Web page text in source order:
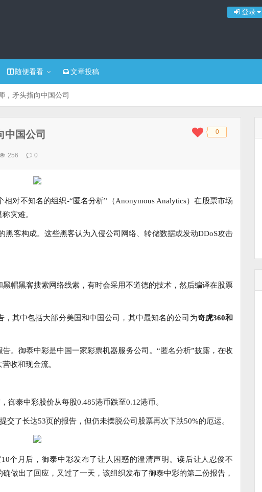
登录
随便看看 文章投稿
，矛头指向中国公司
◆◆ 0
中国公司
256 0
对不知名的组织-“匿名分析”（Anonymous Analytics）在股票市场
灾难。
黑客构成。这些黑客认为入侵公司网络、转储数据或发动DDoS攻击
帽黑客搜索网络线索，有时会采用不道德的技术，然后编译在股票
其中包括大部分美国和中国公司，其中最知名的公司为奇虎360和
。御泰中彩是中国一家彩票机器服务公司。“匿名分析”披露，在收
收和现金流。
御泰中彩股价从每股0.485港币跌至0.12港币。
交了长达53页的报告，但仍未摆脱公司股票再次下跌50%的厄运。
个月后，御泰中彩发布了让人困惑的澄清声明。读后让人忍俊不
做出了回应，又过了一天，该组织发布了御泰中彩的第二份报告，